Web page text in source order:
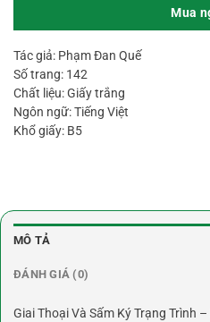
Mua
Tác giả: Phạm Đan Quế
Số trang: 142
Chất liệu: Giấy trắng
Ngôn ngữ: Tiếng Việt
Khổ giấy: B5
MÔ TẢ
ĐÁNH GIÁ (0)
Giai Thoại Và Sấm Ký Trạng Trình